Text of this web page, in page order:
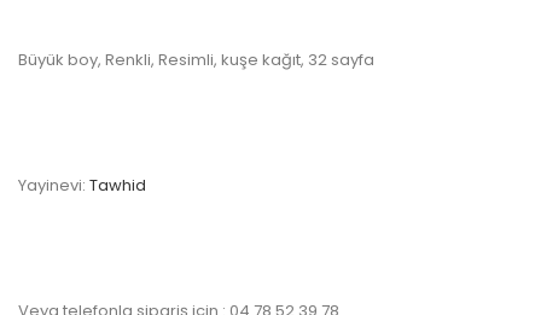
Büyük boy, Renkli, Resimli, kuşe kağıt, 32 sayfa
Yayinevi: Tawhid